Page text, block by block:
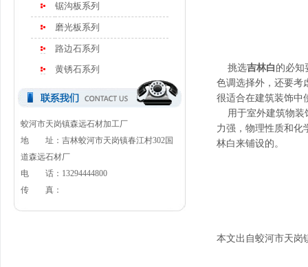
锯沟板系列
磨光板系列
路边石系列
黄锈石系列
蛟河市天岗镇森远石材加工厂
地 址：吉林蛟河市天岗镇春江村302国
道森远石材厂
电 话：13294444800
传 真：
挑选吉林白 的必知
色调选择外，还要考
很适合在建筑装饰中
用于室外建筑物装
力强，物理性质和化
林白来铺设的。
本文出自蛟河市天岗